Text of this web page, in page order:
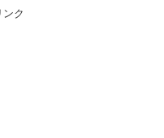
ンク